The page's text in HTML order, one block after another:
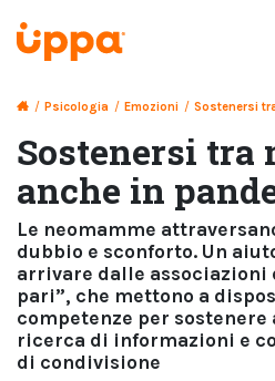
/ Psicologia / Emozioni / Sostenersi
Sostenersi tra
anche in
Le neomamme
dubbio e sconforto. Un
arrivare dalle associazioni
pari”, che mettono a
competenze per
ricerca di informazioni e
di condivisione